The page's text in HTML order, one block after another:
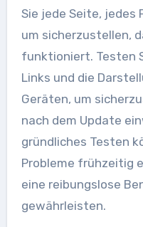
Sie jede Seite, jedes
um sicherzustellen,
funktioniert. Testen
Links und die
Geräten, um
nach dem Update
gründliches Testen
Probleme frühzeitig
eine reibungslose
gewährleisten.